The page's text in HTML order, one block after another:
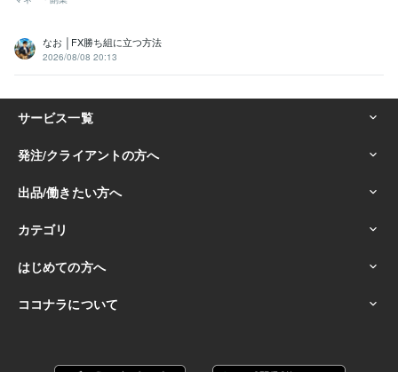
なお │FX勝ち組に立つ方法
2026/08/08 20:13